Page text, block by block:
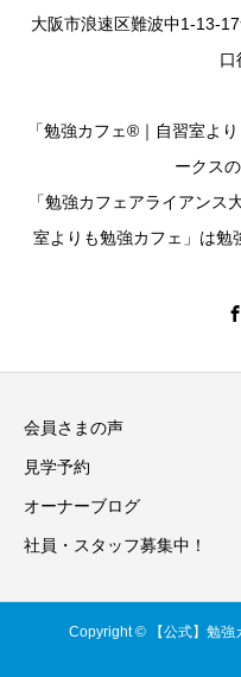
大阪市浪速区難波中1-13-
口
「勉強カフェ®｜自習室よ
ークス
「勉強カフェアライアンス
室よりも勉強カフェ」は勉
会員さまの声
見学予約
オーナーブログ
社員・スタッフ募集中！
Copyright © 【公式】勉強